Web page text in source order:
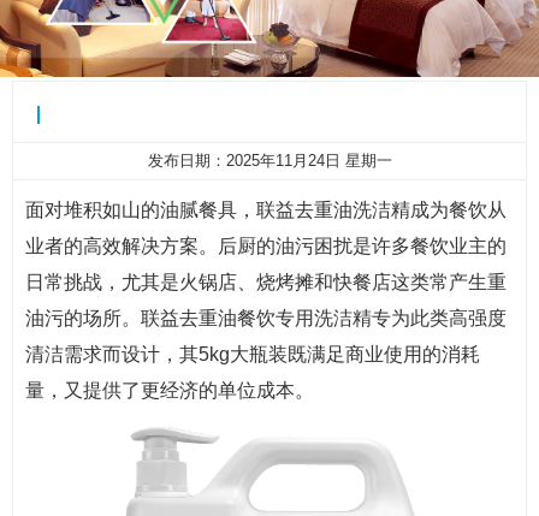
专治重油污！联益去重油餐饮专用洗洁精让后厨清洁更省
力
发布日期：2025年11月24日 星期一
面对堆积如山的油腻餐具，联益去重油洗洁精成为餐饮从
业者的高效解决方案。后厨的油污困扰是许多餐饮业主的
日常挑战，尤其是火锅店、烧烤摊和快餐店这类常产生重
油污的场所。联益去重油餐饮专用洗洁精专为此类高强度
清洁需求而设计，其5kg大瓶装既满足商业使用的消耗
量，又提供了更经济的单位成本。